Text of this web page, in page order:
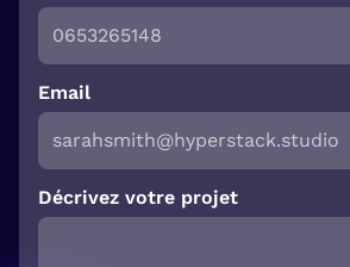
Email
Décrivez votre projet